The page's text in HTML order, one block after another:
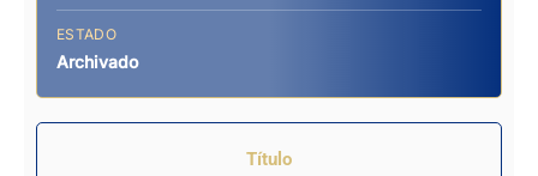
ESTADO
Archivado
Título